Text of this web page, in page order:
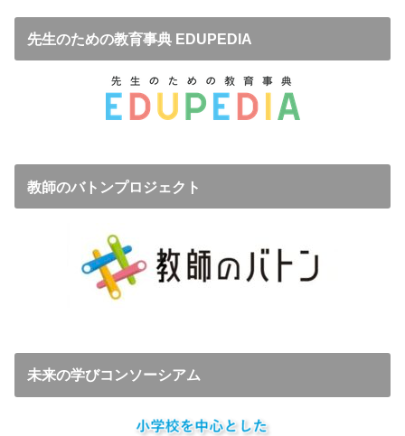
先生のための教育事典 EDUPEDIA
教師のバトンプロジェクト
未来の学びコンソーシアム